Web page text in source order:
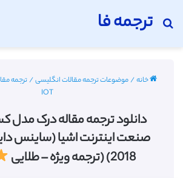
ترجمه فا
جستجو برای
خانه/موضوعات ترجمه مقالات انگلیسی/ترجمه
IOT
دانلود ترجمه مقاله درک مدل
صنعت اینترنت اشیا (ساینس
2018) (ترجمه ویژه – طلایی